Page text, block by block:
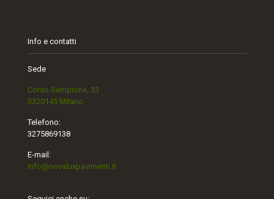
Info e contatti
Sede
Corso Sempione, 33
3320145 Milano
Telefono:
3275869138
E-mail:
info@novaluxpavimenti.it